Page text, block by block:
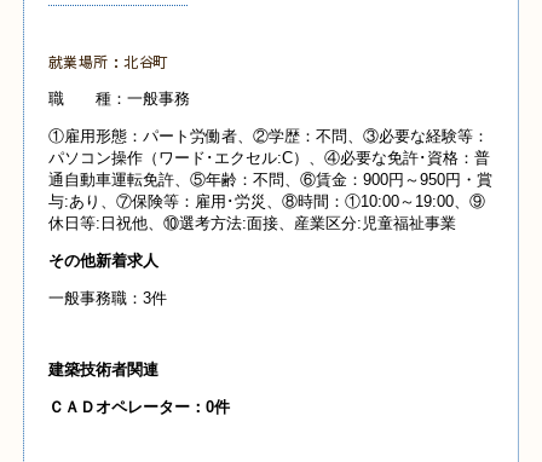
就業場所：北谷町
職 種：一般事務
①雇用形態：パート労働者、②学歴：不問、③必要な経験等：
パソコン操作（ワード･エクセル:C）、④必要な免許･資格：普
通自動車運転免許、⑤年齢：不問、⑥賃金：900円～950円・賞
与:あり、⑦保険等：雇用･労災、⑧時間：①10:00～19:00、⑨
休日等:日祝他、⑩選考方法:面接、産業区分:児童福祉事業
その他新着求人
一般事務職：3件
建築技術者関連
ＣＡＤオペレーター：0件